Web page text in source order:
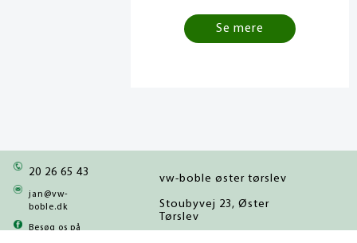
Se mere
20 26 65 43
jan@vw-
boble.dk
Besøg os på
vw-boble øster tørslev
Stoubyvej 23, Øster
Tørslev